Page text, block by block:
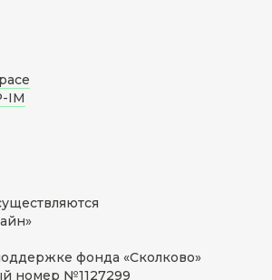
IM
фонда «Сколково»
номер №1127299